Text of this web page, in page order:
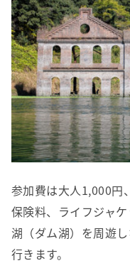
参加費は大人1,000円
保険料、ライフジャ
湖（ダム湖）を周遊
行きます。